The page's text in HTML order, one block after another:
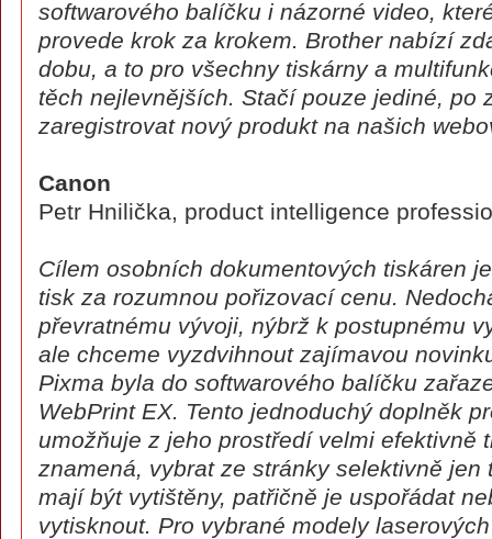
softwarového balíčku i názorné video,
provede krok za krokem. Brother nabízí
dobu, a to pro všechny tiskárny a
těch nejlevnějších. Stačí pouze jediné, po
zaregistrovat nový produkt na našich
Canon
Petr Hnilička, product intelligence
Cílem osobních dokumentových tiskáren
tisk za rozumnou pořizovací cenu.
převratnému vývoji, nýbrž k postupnému
ale chceme vyzdvihnout zajímavou
Pixma byla do softwarového balíčku
WebPrint EX. Tento jednoduchý doplněk
umožňuje z jeho prostředí velmi efektivně
znamená, vybrat ze stránky selektivně jen
mají být vytištěny, patřičně je uspořádat
vytisknout. Pro vybrané modely